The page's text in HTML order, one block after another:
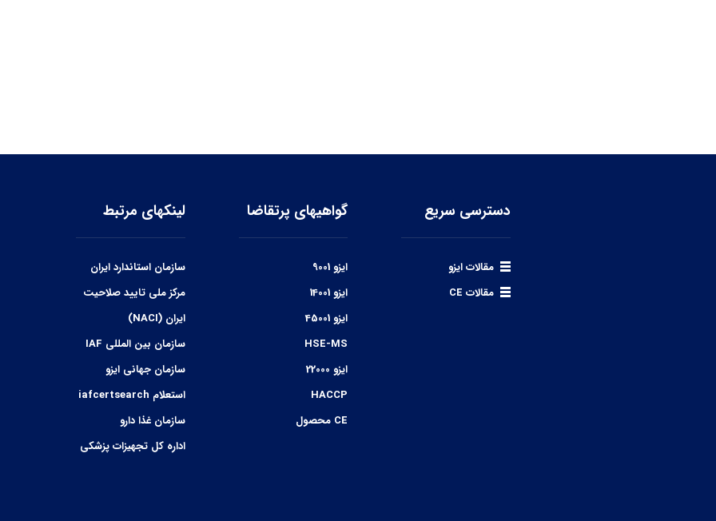
دسترسی سریع
مقالات ایزو
مقالات CE
گواهیهای پرتقاضا
ایزو 9001
ایزو 14001
ایزو 45001
HSE-MS
ایزو 22000
HACCP
CE محصول
لینکهای مرتبط
سازمان استاندارد ایران
مرکز ملی تایید صلاحیت
ایران (NACI)
سازمان بین المللی IAF
سازمان جهانی ایزو
استعلام iafcertsearch
سازمان غذا دارو
اداره کل تجهیزات پزشکی